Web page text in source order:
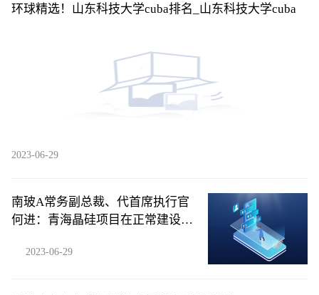
环球精选！山东科技大学cuba排名_山东科技大学cuba
2023-06-29
南玻A常务副总裁、代首席执行官
何进：青海晶硅项目在正常建设当
2023-06-29